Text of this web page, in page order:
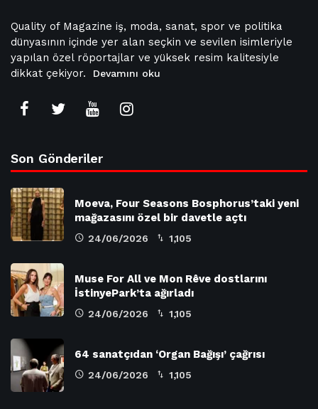
Quality of Magazine iş, moda, sanat, spor ve politika
dünyasının içinde yer alan seçkin ve sevilen isimleriyle
yapılan özel röportajlar ve yüksek resim kalitesiyle
dikkat çekiyor.
Devamını oku
Son Gönderiler
Moeva, Four Seasons Bosphorus’taki yeni
mağazasını özel bir davetle açtı
24/06/2026 1,105
Muse For All ve Mon Rêve dostlarını
İstinyePark’ta ağırladı
24/06/2026 1,105
64 sanatçıdan ‘Organ Bağışı’ çağrısı
24/06/2026 1,105